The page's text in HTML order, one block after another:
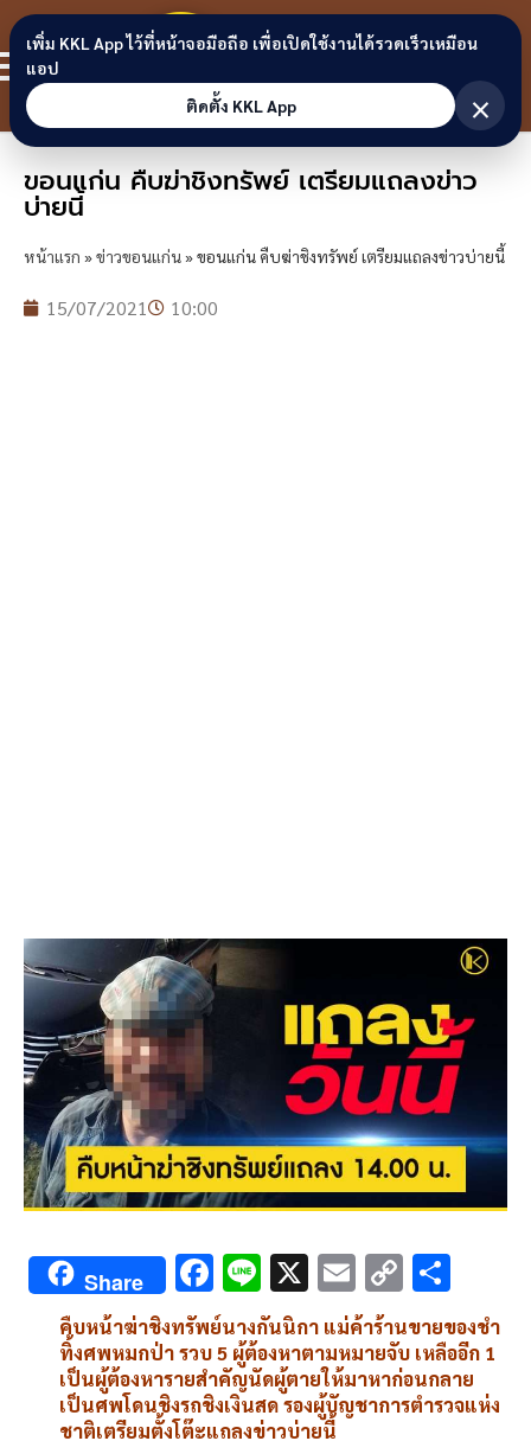
Skip to content
ขอนแก่น
ลิงก์
ขอนแก่น คืบฆ่าชิงทรัพย์ เตรียมแถลงข่าว
บ่ายนี้
หน้าแรก »ข่าวขอนแก่น»ขอนแก่น คืบฆ่าชิงทรัพย์ เตรียมแถลงข่าวบ่ายนี้
15/07/2021 10:00
Share F
ac
e
b
o
Li
n
e
X E
m
ai
l
C
o
py
Li
n
h
ar
e
คืบหน้าฆ่าชิงทรัพย์นางกันนิกา แม่ค้าร้านขายของชำ
ทิ้งศพหมกป่า รวบ 5 ผู้ต้องหาตามหมายจับ เหลืออีก 1
เป็นผู้ต้องหารายสำคัญนัดผู้ตายให้มาหาก่อนกลาย
เป็นศพโดนชิงรถชิงเงินสด รองผู้บัญชาการตำรวจแห่ง
ชาติเตรียมตั้งโต๊ะแถลงข่าวบ่ายนี้
เพิ่ม KKL App ไว้ที่หน้าจอมือถือ เพื่อเปิดใช้งานได้รวดเร็วเหมือน
แอป
ติดตั้ง KKL App
×